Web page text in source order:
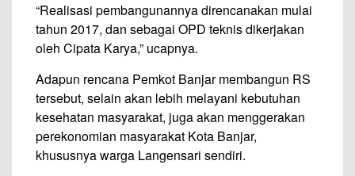
“Realisasi pembangunannya direncanakan mulai
tahun 2017, dan sebagai OPD teknis dikerjakan
oleh Cipata Karya,” ucapnya.
Adapun rencana Pemkot Banjar membangun RS
tersebut, selain akan lebih melayani kebutuhan
kesehatan masyarakat, juga akan menggerakan
perekonomian masyarakat Kota Banjar,
khususnya warga Langensari sendiri.